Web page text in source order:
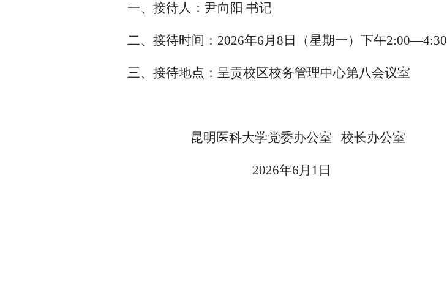
一、接待人：尹向阳 书记
二、接待时间： 2026年6月 8 日（星期一）下午2:00—4:30
三、接待地点：呈贡校区校务管理中心第八会议室
昆明医科大学党委办公室 校长办公室
2026年6月 1 日